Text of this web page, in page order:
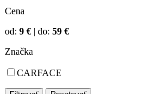
Cena
od: 9 € | do: 59 €
Značka
CARFACE